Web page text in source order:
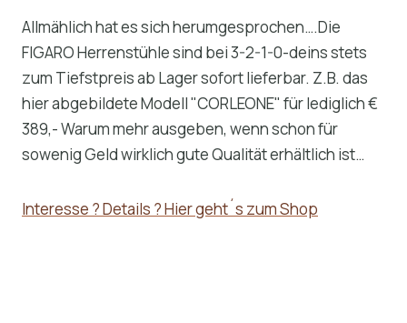
Allmählich hat es sich herumgesprochen….Die
FIGARO Herrenstühle sind bei 3-2-1-0-deins stets
zum Tiefstpreis ab Lager sofort lieferbar. Z.B. das
hier abgebildete Modell "CORLEONE" für lediglich €
389,- Warum mehr ausgeben, wenn schon für
sowenig Geld wirklich gute Qualität erhältlich ist…
Interesse ? Details ? Hier geht´s zum Shop